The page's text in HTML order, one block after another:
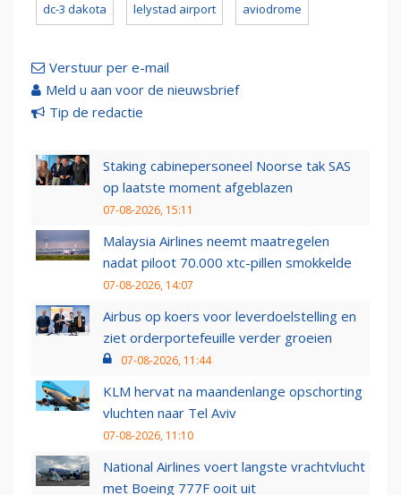
dc-3 dakota lelystad airport aviodrome
Verstuur per e-mail
Meld u aan voor de nieuwsbrief
Tip de redactie
Staking cabinepersoneel Noorse tak SAS
op laatste moment afgeblazen
07-08-2026, 15:11
Malaysia Airlines neemt maatregelen
nadat piloot 70.000 xtc-pillen smokkelde
07-08-2026, 14:07
Airbus op koers voor leverdoelstelling en
ziet orderportefeuille verder groeien
07-08-2026, 11:44
KLM hervat na maandenlange opschorting
vluchten naar Tel Aviv
07-08-2026, 11:10
National Airlines voert langste vrachtvlucht
met Boeing 777F ooit uit